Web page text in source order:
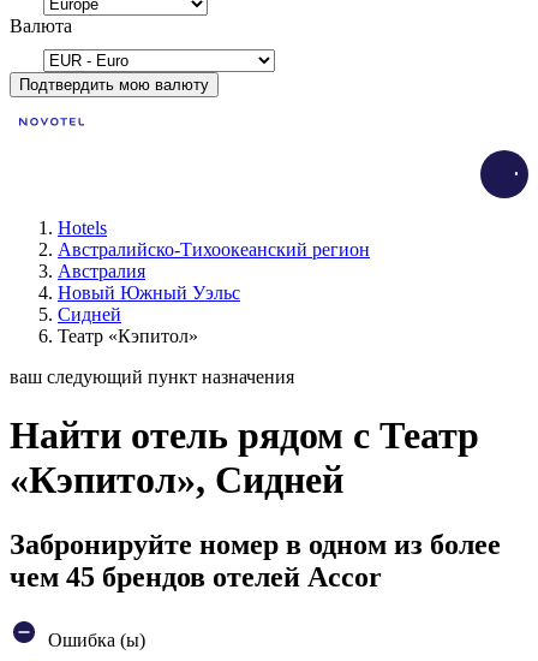
Валюта
Подтвердить мою валюту
Hotels
Австралийско-Тихоокеанский регион
Австралия
Новый Южный Уэльс
Сидней
Театр «Кэпитол»
ваш следующий пункт назначения
Найти отель рядом с Театр
«Кэпитол», Сидней
Забронируйте номер в одном из более
чем 45 брендов отелей Accor
Ошибка (ы)